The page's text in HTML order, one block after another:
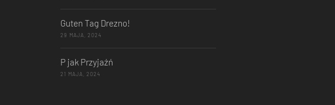
Guten Tag Drezno!
29 MAJA, 2024
P jak Przyjaźń
21 MAJA, 2024